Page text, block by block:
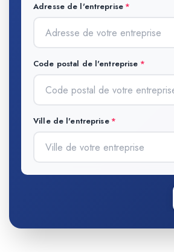
Adresse de l'entreprise
Code postal de l'entreprise
Ville de l'entreprise